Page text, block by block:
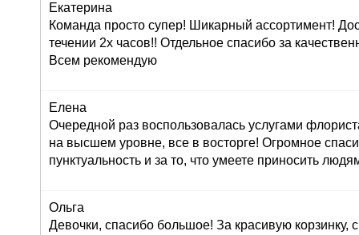
Екатерина
Команда просто супер! Шикарный ассортимент!
течении 2х часов!! Отдельное спасибо за
Всем рекомендую
Елена
Очередной раз воспользовалась услугами
на высшем уровне, все в восторге! Огромное
пунктуальность и за то, что умеете приносить
Ольга
Девочки, спасибо большое! За красивую корзинку,